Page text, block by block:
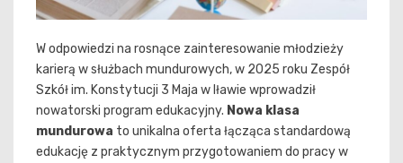
W odpowiedzi na rosnące zainteresowanie młodzieży
karierą w służbach mundurowych, w 2025 roku Zespół
Szkół im. Konstytucji 3 Maja w Iławie wprowadził
nowatorski program edukacyjny. Nowa klasa
mundurowa to unikalna oferta łącząca standardową
edukację z praktycznym przygotowaniem do pracy w